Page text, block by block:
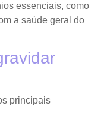
essenciais, como
a saúde geral do
principais